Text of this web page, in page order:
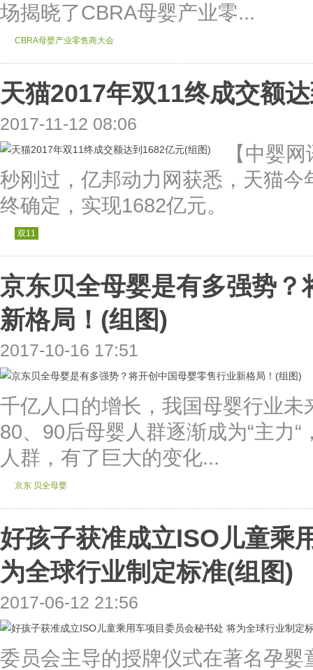
场揭晓了CBRA母婴产业零...
CBRA母婴产业零售商大会
天猫2017年双11终成交额
2017-11-12 08:06
【中婴
秒刚过，亿邦动力网获悉，天猫
终确定，实现1682亿元。
双11
京东贝全母婴是有多强势
新格局！(组图)
2017-10-16 17:51
千亿人口的增长，我国母婴行业
80、90后母婴人群逐渐成为“主力
人群，有了巨大的变化...
京东 贝全母婴
好孩子获准成立ISO儿童乘
为全球行业制定标准(组图)
2017-06-12 21:56
委员会主导的授牌仪式在著名孕